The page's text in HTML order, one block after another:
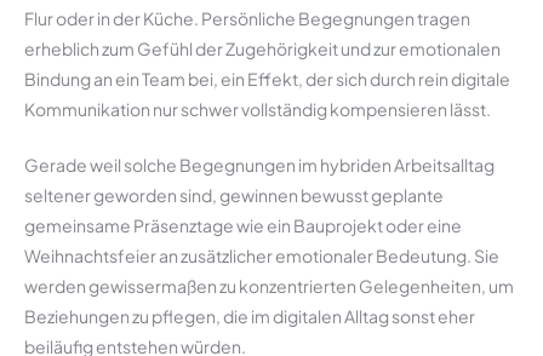
Flur oder in der Küche. Persönliche Begegnungen tragen
erheblich zum Gefühl der Zugehörigkeit und zur emotionalen
Bindung an ein Team bei, ein Effekt, der sich durch rein digitale
Kommunikation nur schwer vollständig kompensieren lässt.
Gerade weil solche Begegnungen im hybriden Arbeitsalltag
seltener geworden sind, gewinnen bewusst geplante
gemeinsame Präsenztage wie ein Bauprojekt oder eine
Weihnachtsfeier an zusätzlicher emotionaler Bedeutung. Sie
werden gewissermaßen zu konzentrierten Gelegenheiten, um
Beziehungen zu pflegen, die im digitalen Alltag sonst eher
beiläufig entstehen würden.